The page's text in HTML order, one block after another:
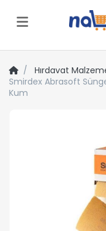
Menü
Hırdavat
Smirdex Abrasoft
Kum